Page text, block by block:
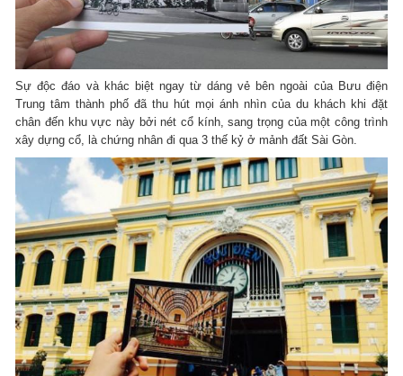
Sự độc đáo và khác biệt ngay từ dáng vẻ bên ngoài của Bưu điện
Trung tâm thành phố đã thu hút mọi ánh nhìn của du khách khi đặt
chân đến khu vực này bởi nét cổ kính, sang trọng của một công trình
xây dựng cổ, là chứng nhân đi qua 3 thế kỷ ở mảnh đất Sài Gòn.